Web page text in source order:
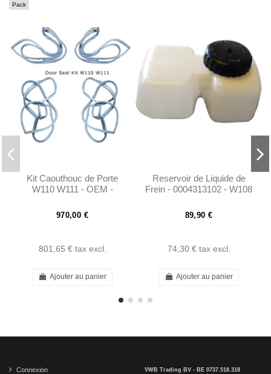
Pack
Kit Caouthouc de Porte
W110 W111 - OEM -
970,00 €
801,65 € tax excl.
Ajouter au panier
Reservoir de Liquide de
Frein - 0004313102 - W108
89,90 €
74,30 € tax excl.
Ajouter au panier
Connexion
VWB Trading BV - BE 0737.518.318